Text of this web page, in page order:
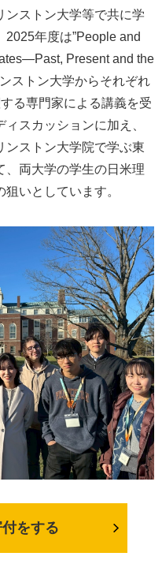
ンストン大学等で共に学
年度は”People and
Present and the
ストン大学からそれぞれ
る専門家による講義を受
スカッションに加え、
ンストン大学院で学ぶ東
、両大学の学生の日米理
いとしています。
をする